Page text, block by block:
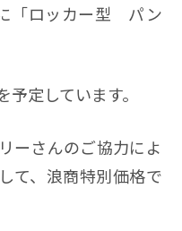
「ロッカー型 パン
定しています。
ーさんのご協力によ
て、浪商特別価格で